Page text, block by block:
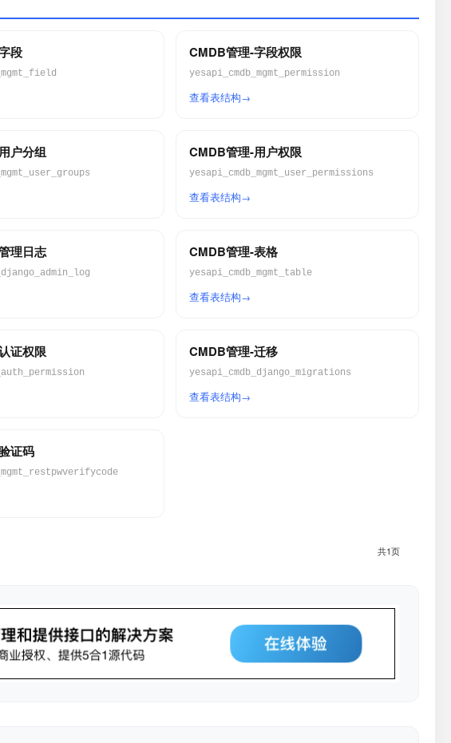
段 CMDB管理-字段权限
yesapi_cmdb_mgmt_permission
查看表结构
户分组 CMDB管理-用户权限
yesapi_cmdb_mgmt_user_permissions
查看表结构
理日志 CMDB管理-表格
yesapi_cmdb_mgmt_table
查看表结构
证权限 CMDB管理-迁移
yesapi_cmdb_django_migrations
查看表结构
证码
共1页